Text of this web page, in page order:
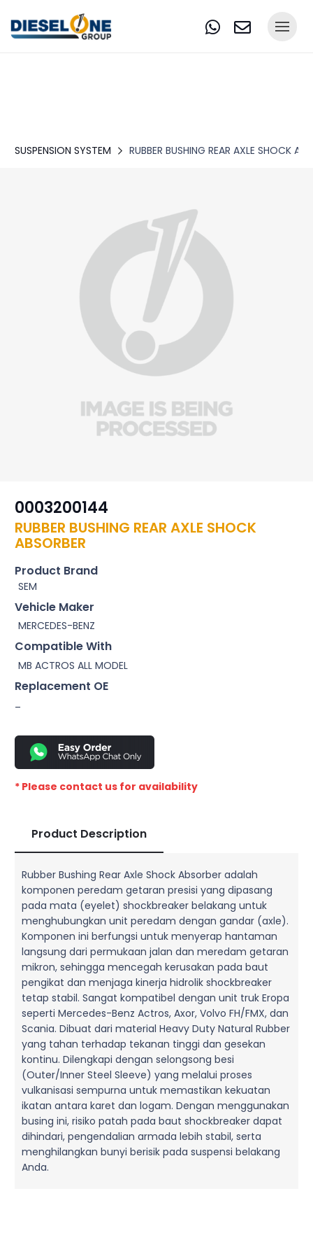
SUSPENSION SYSTEM RUBBER BUSHING REAR AXLE SHOCK
0003200144
RUBBER BUSHING REAR AXLE SHOCK
ABSORBER
Product Brand
SEM
Vehicle Maker
MERCEDES-BENZ
Compatible With
MB ACTROS ALL MODEL
Replacement OE
–
* Please contact us for availability
Product Description
Rubber Bushing Rear Axle Shock Absorber adalah
komponen peredam getaran presisi yang dipasang
pada mata (eyelet) shockbreaker belakang untuk
menghubungkan unit peredam dengan gandar (axle).
Komponen ini berfungsi untuk menyerap hantaman
langsung dari permukaan jalan dan meredam getaran
mikron, sehingga mencegah kerusakan pada baut
pengikat dan menjaga kinerja hidrolik shockbreaker
tetap stabil. Sangat kompatibel dengan unit truk Eropa
seperti Mercedes-Benz Actros, Axor, Volvo FH/FMX, dan
Scania. Dibuat dari material Heavy Duty Natural Rubber
yang tahan terhadap tekanan tinggi dan gesekan
kontinu. Dilengkapi dengan selongsong besi
(Outer/Inner Steel Sleeve) yang melalui proses
vulkanisasi sempurna untuk memastikan kekuatan
ikatan antara karet dan logam. Dengan menggunakan
busing ini, risiko patah pada baut shockbreaker dapat
dihindari, pengendalian armada lebih stabil, serta
menghilangkan bunyi berisik pada suspensi belakang
Anda.